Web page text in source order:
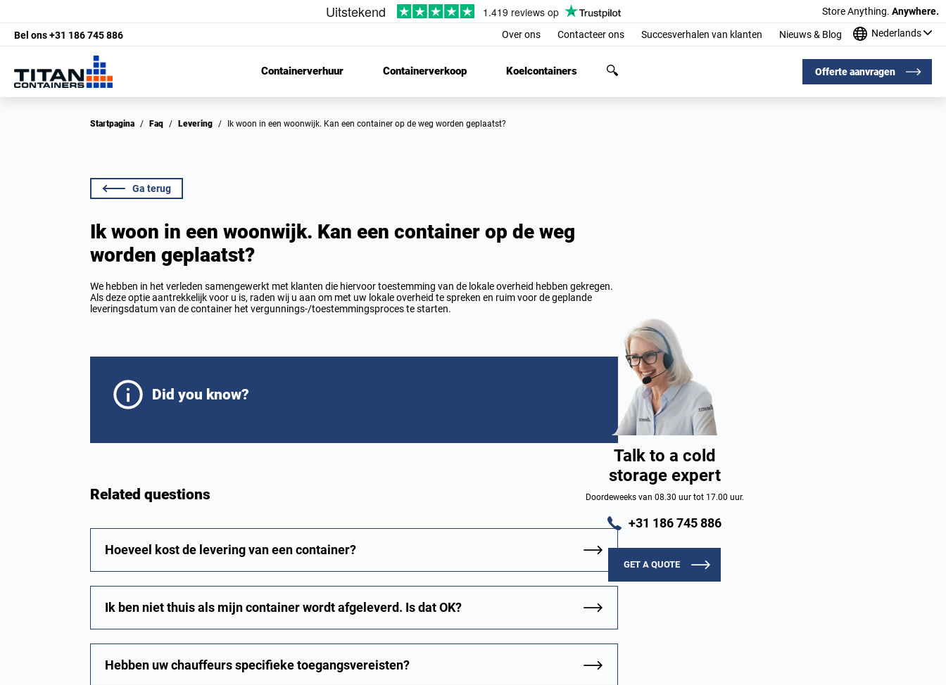
Store Anything. Anywhere.
Bel ons+31 186 745 886 Over ons Contacteer ons Succesverhalen van klanten Nieuws & Blog Nederlands
Containerverhuur Containerverkoop Koelcontainers Offerte aanvragen
Startpagina / Faq / Levering / Ik woon in een woonwijk. Kan een container op de weg worden geplaatst?
Ga terug
Ik woon in een woonwijk. Kan een container op de weg
worden geplaatst?
We hebben in het verleden samengewerkt met klanten die hiervoor toestemming van de lokale overheid hebben gekregen.
Als deze optie aantrekkelijk voor u is, raden wij u aan om met uw lokale overheid te spreken en ruim voor de geplande
leveringsdatum van de container het vergunnings-/toestemmingsproces te starten.
Did you know?
Related questions
Hoeveel kost de levering van een container?
Ik ben niet thuis als mijn container wordt afgeleverd. Is dat OK?
Hebben uw chauffeurs specifieke toegangsvereisten?
Talk to a cold
storage expert
Doordeweeks van 08.30 uur tot 17.00 uur.
+31 186 745 886
GET A QUOTE